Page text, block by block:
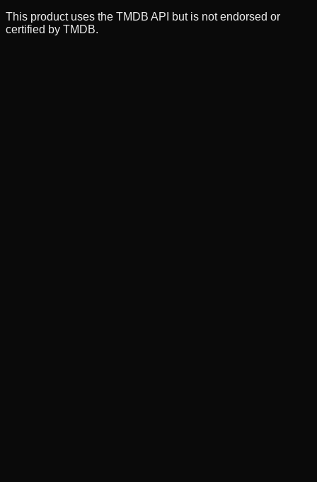
This product uses the TMDB API but is not endorsed or
certified by TMDB.